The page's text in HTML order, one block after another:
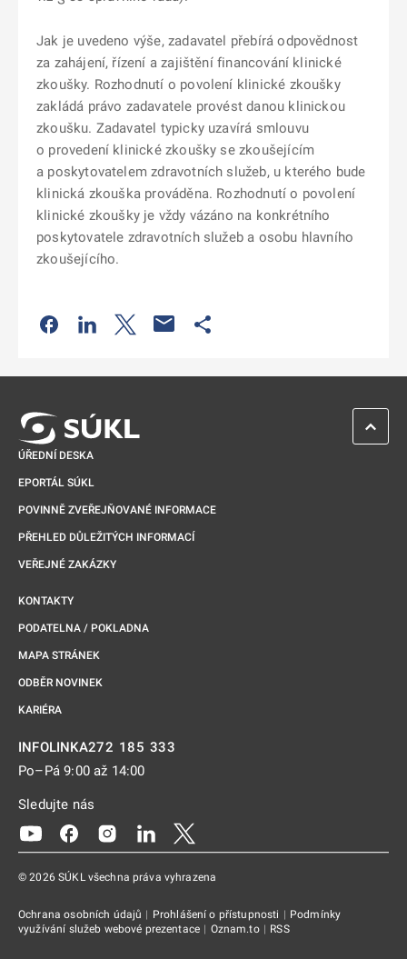
Jak je uvedeno výše, zadavatel přebírá odpovědnost
za zahájení, řízení a zajištění financování klinické
zkoušky. Rozhodnutí o povolení klinické zkoušky
zakládá právo zadavatele provést danou klinickou
zkoušku. Zadavatel typicky uzavírá smlouvu
o provedení klinické zkoušky se zkoušejícím
a poskytovatelem zdravotních služeb, u kterého bude
klinická zkouška prováděna. Rozhodnutí o povolení
klinické zkoušky je vždy vázáno na konkrétního
poskytovatele zdravotních služeb a osobu hlavního
zkoušejícího.
Odkaz se otevře na nové kartě
Odkaz se otevře na nové kartě
Odkaz se otevře na nové kartě
ÚŘEDNÍ DESKA
EPORTÁL SÚKL
POVINNĚ ZVEŘEJŇOVANÉ INFORMACE
PŘEHLED DŮLEŽITÝCH INFORMACÍ
VEŘEJNÉ ZAKÁZKY
KONTAKTY
PODATELNA / POKLADNA
MAPA STRÁNEK
ODBĚR NOVINEK
KARIÉRA
INFOLINKA272 185 333
Po–Pá 9:00 až 14:00
Sledujte nás
Odkaz se otevře na nové kartě
Odkaz se otevře na nové kartě
Odkaz se otevře na nové kartě
Odkaz se otevře na nové kartě
© 2026 SÚKL všechna práva vyhrazena
Ochrana osobních údajů | Prohlášení o přístupnosti | Podmínky
využívání služeb webové prezentace | Oznam.to | RSS
ZPĚT